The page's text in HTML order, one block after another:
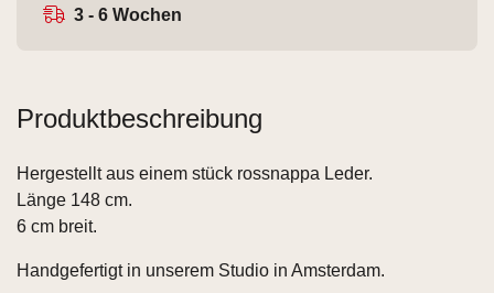
3 - 6 Wochen
Produktbeschreibung
Hergestellt aus einem stück rossnappa Leder.
Länge 148 cm.
6 cm breit.
Handgefertigt in unserem Studio in Amsterdam.